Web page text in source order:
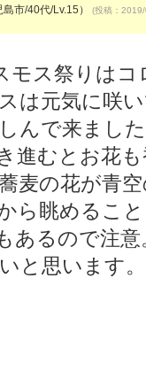
市/40代/Lv.15） (投稿：
モス祭りは
は元気に咲
んで来まし
進むとお花
麦の花が青
ら眺めるこ
あるので注
と思います